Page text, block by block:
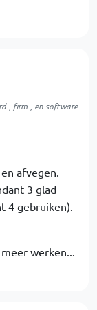
, firm-, en software
afvegen.
3 glad
4 gebruiken).
werken...